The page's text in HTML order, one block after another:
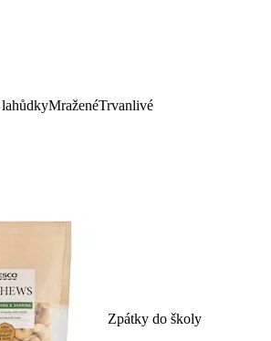
MraženéTrvanlivé
Zpátky do školy